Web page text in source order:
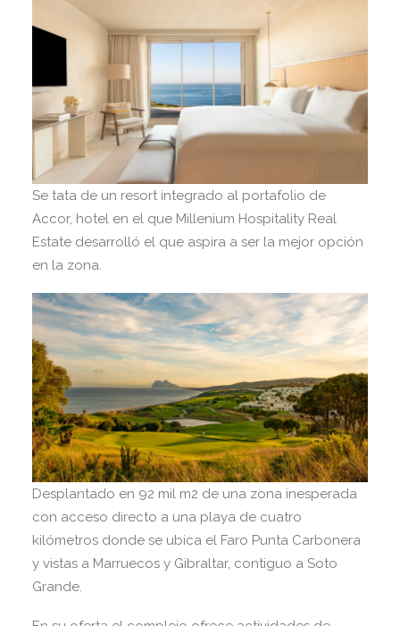
Se tata de un resort integrado al portafolio de
Accor, hotel en el que Millenium Hospitality Real
Estate desarrolló el que aspira a ser la mejor opción
en la zona.
Desplantado en 92 mil m2 de una zona inesperada
con acceso directo a una playa de cuatro
kilómetros donde se ubica el Faro Punta Carbonera
y vistas a Marruecos y Gibraltar, contiguo a Soto
Grande.